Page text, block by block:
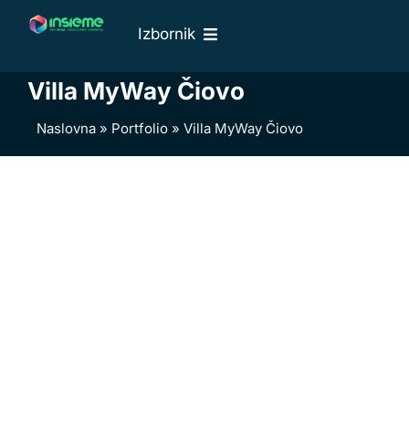
Skip
Izbornik
Naslovna
O nama
Villa MyWay Čiovo
Naslovna » Portfolio » Villa MyWay Čiovo